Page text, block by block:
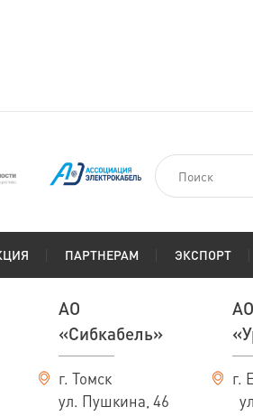
ПАРТНЕРАМ ЭКСПОРТ
АО
«Сибкабель»
г. Томск
ул. Пушкина, 46
АО
г.